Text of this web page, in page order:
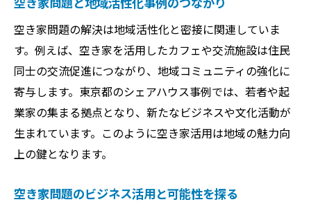
み
空き家問題と海外先進国の成功事例を分析
空き家問題対策で参考になる海外の工夫
海外から見る空き家問題の解決ポイント
空き家問題の国内外事例を比較して考える
空き家問題が地域に与える影響と対応策
空き家問題が地域社会へ及ぼす具体的な影
響
空き家問題の解決は地域活性化と密接に関連していま
す。例えば、空き家を活用したカフェや交流施設は住民
同士の交流促進につながり、地域コミュニティの強化に
寄与します。東京都のシェアハウス事例では、若者や起
業家の集まる拠点となり、新たなビジネスや文化活動が
生まれています。このように空き家活用は地域の魅力向
上の鍵となります。
空き家問題のビジネス活用と可能性を探る